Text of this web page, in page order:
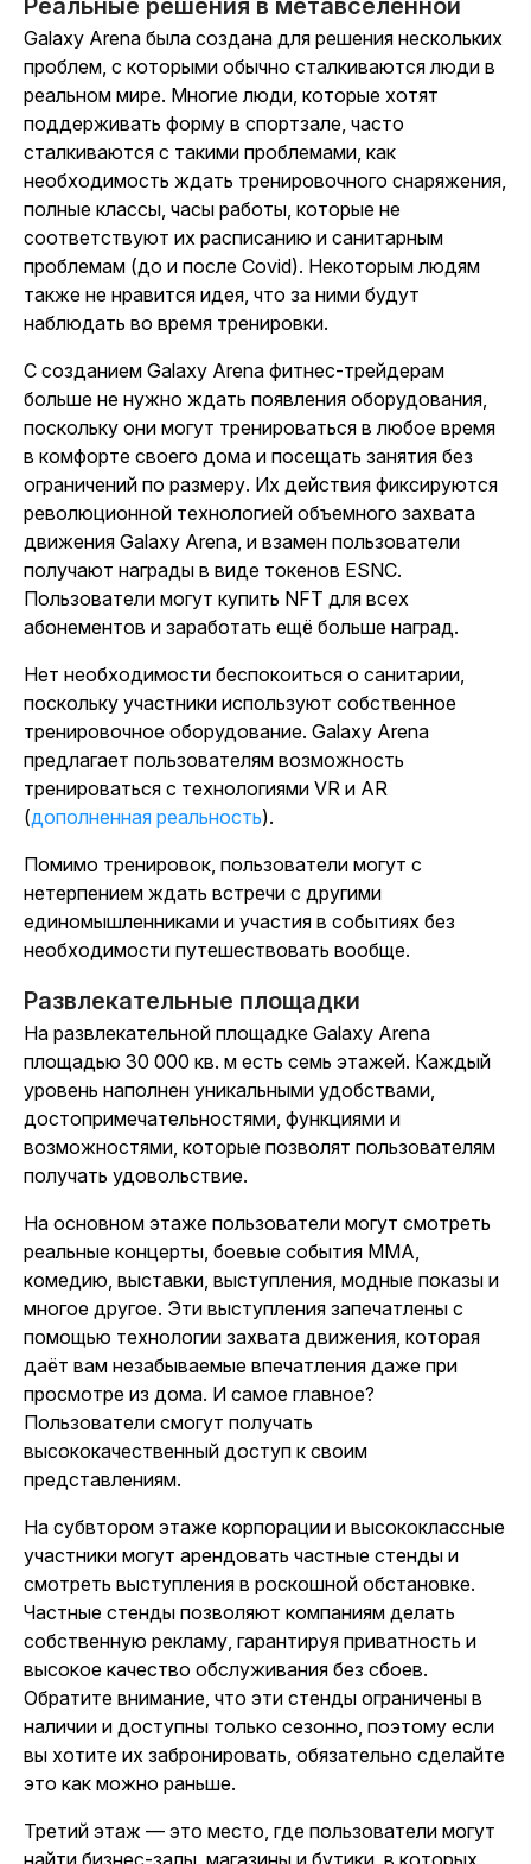
Реальные решения в метавселенной
Galaxy Arena была создана для решения нескольких
проблем, с которыми обычно сталкиваются люди в
реальном мире. Многие люди, которые хотят
поддерживать форму в спортзале, часто
сталкиваются с такими проблемами, как
необходимость ждать тренировочного снаряжения,
полные классы, часы работы, которые не
соответствуют их расписанию и санитарным
проблемам (до и после Covid). Некоторым людям
также не нравится идея, что за ними будут
наблюдать во время тренировки.
С созданием Galaxy Arena фитнес-трейдерам
больше не нужно ждать появления оборудования,
поскольку они могут тренироваться в любое время
в комфорте своего дома и посещать занятия без
ограничений по размеру. Их действия фиксируются
революционной технологией объемного захвата
движения Galaxy Arena, и взамен пользователи
получают награды в виде токенов ESNC.
Пользователи могут купить NFT для всех
абонементов и заработать ещё больше наград.
Нет необходимости беспокоиться о санитарии,
поскольку участники используют собственное
тренировочное оборудование. Galaxy Arena
предлагает пользователям возможность
тренироваться с технологиями VR и AR
(дополненная реальность).
Помимо тренировок, пользователи могут с
нетерпением ждать встречи с другими
единомышленниками и участия в событиях без
необходимости путешествовать вообще.
Развлекательные площадки
На развлекательной площадке Galaxy Arena
площадью 30 000 кв. м есть семь этажей. Каждый
уровень наполнен уникальными удобствами,
достопримечательностями, функциями и
возможностями, которые позволят пользователям
получать удовольствие.
На основном этаже пользователи могут смотреть
реальные концерты, боевые события MMA,
комедию, выставки, выступления, модные показы и
многое другое. Эти выступления запечатлены с
помощью технологии захвата движения, которая
даёт вам незабываемые впечатления даже при
просмотре из дома. И самое главное?
Пользователи смогут получать
высококачественный доступ к своим
представлениям.
На субвтором этаже корпорации и высококлассные
участники могут арендовать частные стенды и
смотреть выступления в роскошной обстановке.
Частные стенды позволяют компаниям делать
собственную рекламу, гарантируя приватность и
высокое качество обслуживания без сбоев.
Обратите внимание, что эти стенды ограничены в
наличии и доступны только сезонно, поэтому если
вы хотите их забронировать, обязательно сделайте
это как можно раньше.
Третий этаж — это место, где пользователи могут
найти бизнес-залы, магазины и бутики, в которых